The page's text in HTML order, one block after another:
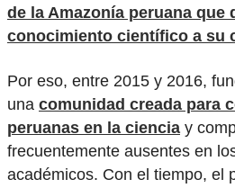
de la Amazonía peruana que
conocimiento científico a su
Por eso, entre 2015 y 2016,
una comunidad creada para
peruanas en la ciencia y
frecuentemente ausentes en
académicos. Con el tiempo, el